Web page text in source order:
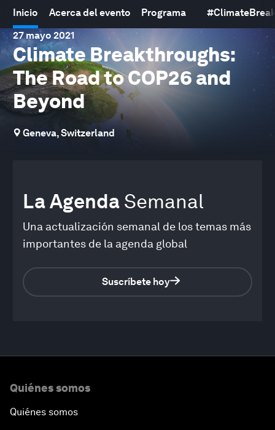
Inicio Acerca del evento Programa #
27 mayo 2021
Climate Breakthroughs:
The Road to COP26 and
Beyond
Geneva, Switzerland
La Agenda Semanal
Una actualización semanal de los temas más
importantes de la agenda global
Suscríbete hoy
0
minutes,
Quiénes somos
Quiénes somos